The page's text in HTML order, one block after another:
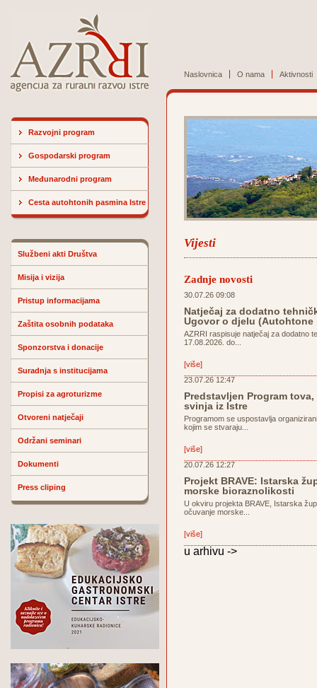
Naslovnica O nama Aktivnosti
Razvojni program
Gospodarski program
Međunarodni program
Cesta autohtonih pasmina Istre
Službeni akti Društva
Misija i vizija
Pristup informacijama
Zaštita osobnih podataka
Sponzorstva i donacije
Suradnja s institucijama
Propisi za agroturizme
Otvoreni natječaji
Održani seminari
Dokumenti
Press cliping
Vijesti
Zadnje novosti
30.07.26 09:08
Natječaj za dodatno
Ugovor o djelu (Autohtone
AZRRI raspisuje natječaj za dodatno
17.08.2026. do...
[više]
23.07.26 12:47
Predstavljen Program
svinja iz Istre
Programom se uspostavlja
kojim se stvaraju...
[više]
20.07.26 12:27
Projekt BRAVE: Istarska
morske bioraznolikosti
U okviru projekta BRAVE, Istarska
očuvanje morske...
[više]
u arhivu ->